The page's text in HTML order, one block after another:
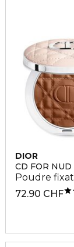
DIOR
CD FOR
Poudre
72.90 CHF